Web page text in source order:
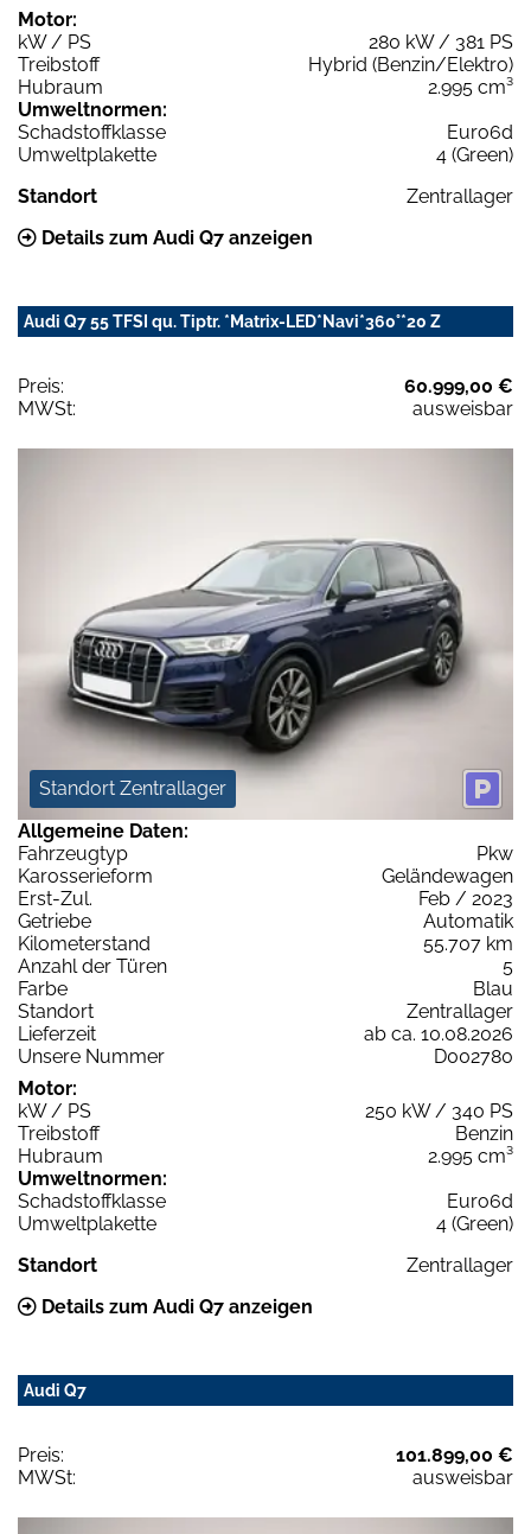
Motor:
kW / PS
280 kW / 381 PS
Treibstoff
Hybrid (Benzin/Elektro)
Hubraum
2.995 cm³
Umweltnormen:
Schadstoffklasse
Euro6d
Umweltplakette
4 (Green)
Standort
Zentrallager
Details zum Audi Q7 anzeigen
Audi Q7 55 TFSI qu. Tiptr. *Matrix-LED*Navi*360°*20 Z
Preis:
60.999,00 €
MWSt:
ausweisbar
Standort Zentrallager
Allgemeine Daten:
Fahrzeugtyp
Pkw
Karosserieform
Geländewagen
Erst-Zul.
Feb / 2023
Getriebe
Automatik
Kilometerstand
55.707 km
Anzahl der Türen
5
Farbe
Blau
Standort
Zentrallager
Lieferzeit
ab ca. 10.08.2026
Unsere Nummer
D002780
Motor:
kW / PS
250 kW / 340 PS
Treibstoff
Benzin
Hubraum
2.995 cm³
Umweltnormen:
Schadstoffklasse
Euro6d
Umweltplakette
4 (Green)
Standort
Zentrallager
Details zum Audi Q7 anzeigen
Audi Q7
Preis:
101.899,00 €
MWSt:
ausweisbar